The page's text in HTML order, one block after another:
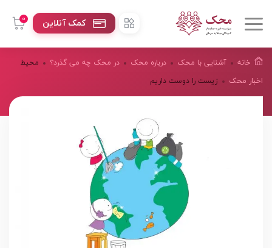
0 کمک آنلاین
خانه آشنایی با محک درباره محک
در محک چه می گذرد؟
اخبار محک
محیط
زیست را دوست داریم